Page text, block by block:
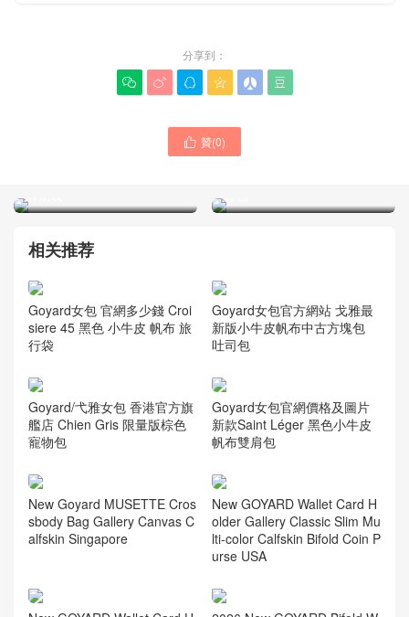
分享到：
     
 贊(0)
Goyard女包 韓國官方旗艦
店價格圖片 Anjou Mini 托特
Goyard/戈雅包包 香港官網
相关推荐
Goyard女包 官網多少錢 Croi
siere 45 黑色 小牛皮 帆布 旅
行袋